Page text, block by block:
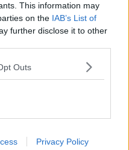
This information may
on the IAB’s List of
further disclose it to other
Outs
Privacy Policy
lavori per 750mila
per accelerare la ripresa
retto, l’allerta resta
nel Pisano
Pisano